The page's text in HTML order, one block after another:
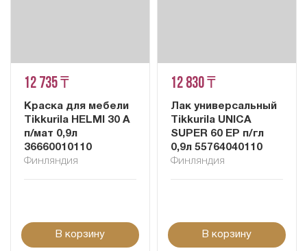
12 735 ₸
Краска для мебели
Tikkurila HELMI 30 A
п/мат 0,9л
36660010110
Финляндия
В корзину
12 830 ₸
Лак универсальный
Tikkurila UNICA
SUPER 60 EP п/гл
0,9л 55764040110
Финляндия
В корзину